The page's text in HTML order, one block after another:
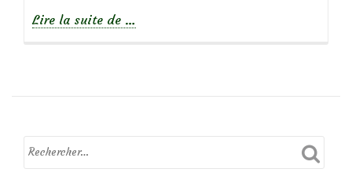
Lire la suite de
pas
Pourquoi
…